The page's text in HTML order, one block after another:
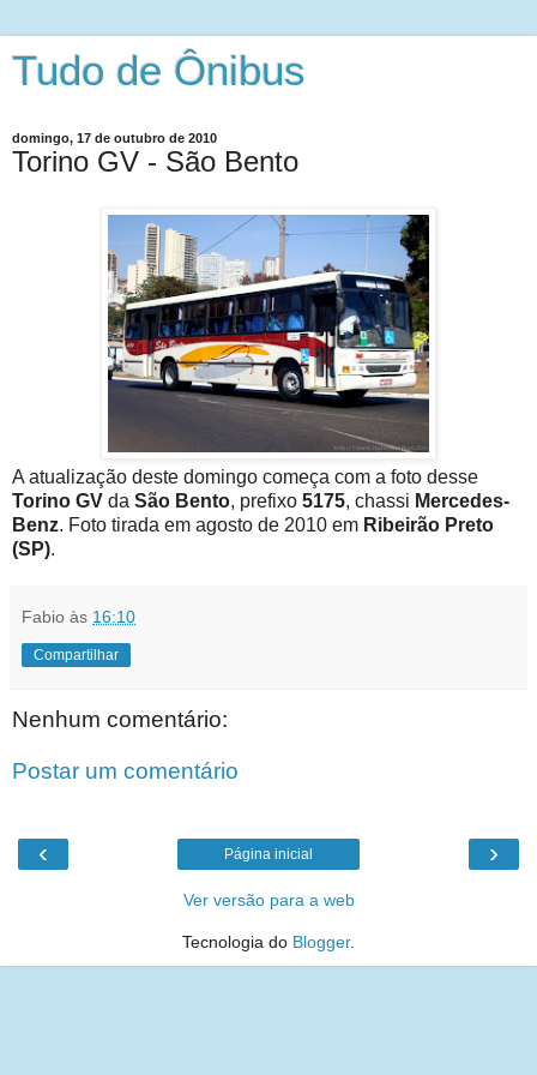
Tudo de Ônibus
domingo, 17 de outubro de 2010
Torino GV - São Bento
A atualização deste domingo começa com a foto desse
Torino GV da São Bento, prefixo 5175, chassi Mercedes-
Benz. Foto tirada em agosto de 2010 em Ribeirão Preto
(SP).
Fabio às 16:10
Compartilhar
Nenhum comentário:
Postar um comentário
‹ ›
Página inicial
Ver versão para a web
Tecnologia do Blogger.